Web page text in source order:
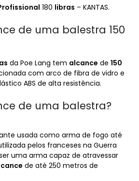
180 libras – KANTAS.
de uma balestra 150
da Poe Lang tem alcance de 150
com arco de fibra de vidro e
ABS de alta resistência.
de uma balestra?
usada como arma de fogo até
pelos franceses na Guerra
uma arma capaz de atravessar
de até 250 metros de